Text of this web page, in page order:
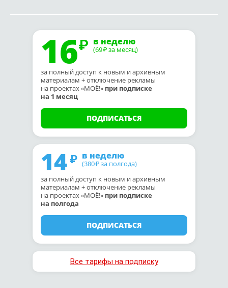
16 в неделю
(69₽ за месяц)
за полный доступ к новым и архивным
материалам + отключение рекламы
на проектах «МОЁ!» при подписке
на 1 месяц
ПОДПИСАТЬСЯ
14 в неделю
(380₽ за полгода)
за полный доступ к новым и архивным
материалам + отключение рекламы
на проектах «МОЁ!» при подписке
на полгода
ПОДПИСАТЬСЯ
Все тарифы на подписку